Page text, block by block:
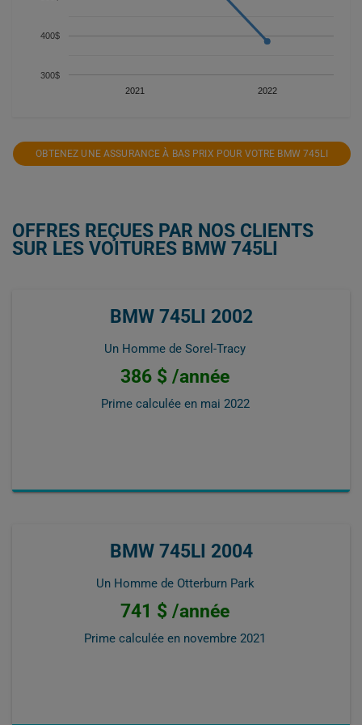
2021 2022
300$
400$
OBTENEZ UNE ASSURANCE À BAS PRIX POUR VOTRE BMW 745LI
OFFRES REÇUES PAR NOS CLIENTS
SUR LES VOITURES BMW 745LI
BMW 745LI 2002
Un Homme de Sorel-Tracy
386 $ /année
Prime calculée en mai 2022
BMW 745LI 2004
Un Homme de Otterburn Park
741 $ /année
Prime calculée en novembre 2021